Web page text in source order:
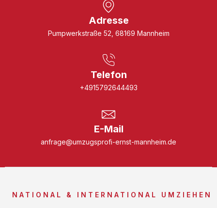
Adresse
Pumpwerkstraße 52, 68169 Mannheim
Telefon
+4915792644493
E-Mail
anfrage@umzugsprofi-ernst-mannheim.de
NATIONAL & INTERNATIONAL UMZIEHEN